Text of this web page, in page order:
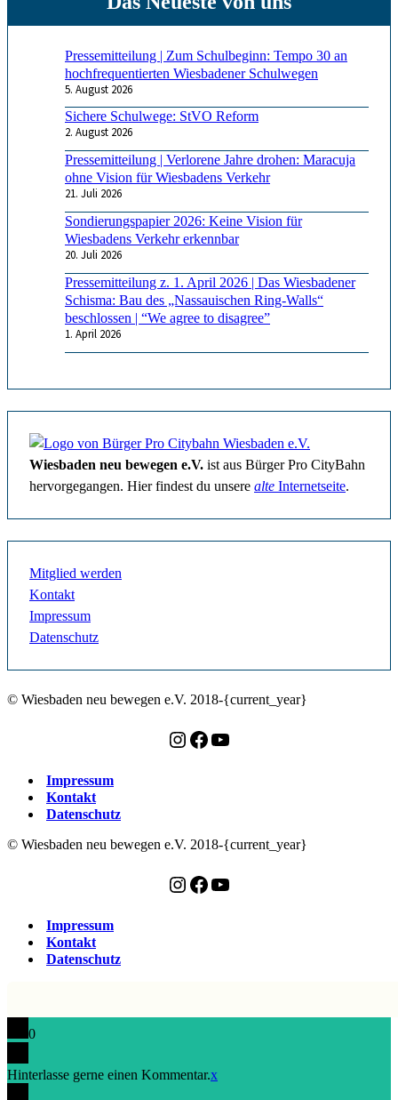
Pressemitteilung | Zum Schulbeginn: Tempo 30 an
hochfrequentierten Wiesbadener Schulwegen
5. August 2026
Sichere Schulwege: StVO Reform
2. August 2026
Pressemitteilung | Verlorene Jahre drohen: Maracuja
ohne Vision für Wiesbadens Verkehr
21. Juli 2026
Sondierungspapier 2026: Keine Vision für
Wiesbadens Verkehr erkennbar
20. Juli 2026
Pressemitteilung z. 1. April 2026 | Das Wiesbadener
Schisma: Bau des „Nassauischen Ring-Walls“
beschlossen | “We agree to disagree”
1. April 2026
Wiesbaden neu bewegen e.V. ist aus Bürger Pro CityBahn
hervorgegangen. Hier findest du unsere alte Internetseite.
Mitglied werden
Kontakt
Impressum
Datenschutz
© Wiesbaden neu bewegen e.V. 2018-{current_year}
Instagram
Facebook
YouTube
Impressum
Kontakt
Datenschutz
© Wiesbaden neu bewegen e.V. 2018-{current_year}
Instagram
Facebook
YouTube
Impressum
Kontakt
Datenschutz
0
Hinterlasse gerne einen Kommentar.x